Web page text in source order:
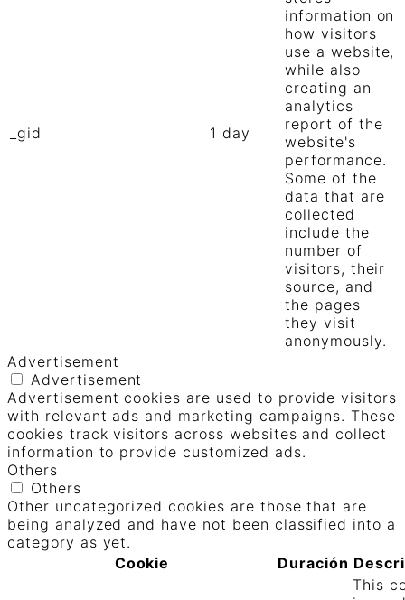
_gid 1 day
information on
how visitors
use a website,
while also
creating an
analytics
report of the
website's
performance.
Some of the
data that are
collected
include the
number of
visitors, their
source, and
the pages
they visit
anonymously.
Advertisement
Advertisement
Advertisement cookies are used to provide visitors
with relevant ads and marketing campaigns. These
cookies track visitors across websites and collect
information to provide customized ads.
Others
Others
Other uncategorized cookies are those that are
being analyzed and have not been classified into a
category as yet.
Cookie
Duración
This